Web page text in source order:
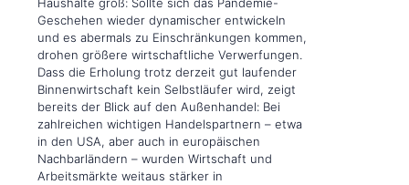
Geschehen wieder dynamischer entwickeln
und es abermals zu Einschränkungen kommen,
drohen größere wirtschaftliche Verwerfungen.
Dass die Erholung trotz derzeit gut laufender
Binnenwirtschaft kein Selbstläufer wird, zeigt
bereits der Blick auf den Außenhandel: Bei
zahlreichen wichtigen Handelspartnern – etwa
in den USA, aber auch in europäischen
Nachbarländern – wurden Wirtschaft und
Arbeitsmärkte weitaus stärker in